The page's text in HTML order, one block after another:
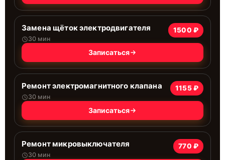
Замена щёток электродвигателя
30 мин
1500 ₽
Записаться
Ремонт электромагнитного клапана
30 мин
1155 ₽
Записаться
Ремонт микровыключателя
30 мин
770 ₽